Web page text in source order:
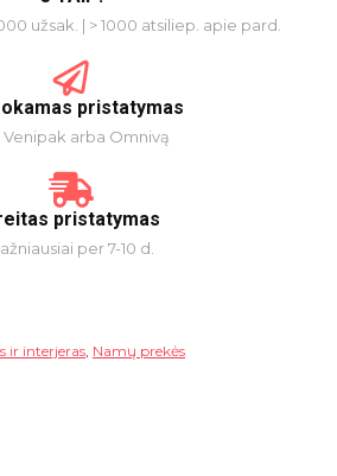
užsak. | > 1000 atsiliep. apie pard.
pristatymas
Venipak arba Omnivą
pristatymas
per 7-10 d.
ir interjeras, Namų prekės